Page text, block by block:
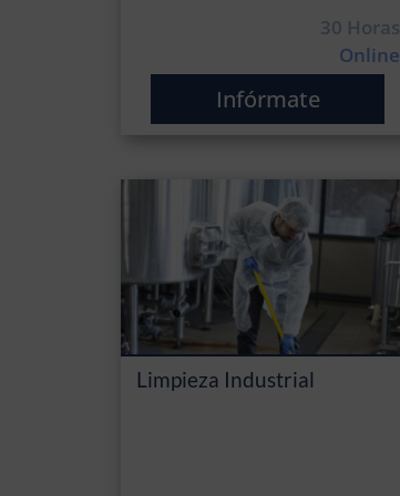
30 Horas
Online
Infórmate
Limpieza Industrial